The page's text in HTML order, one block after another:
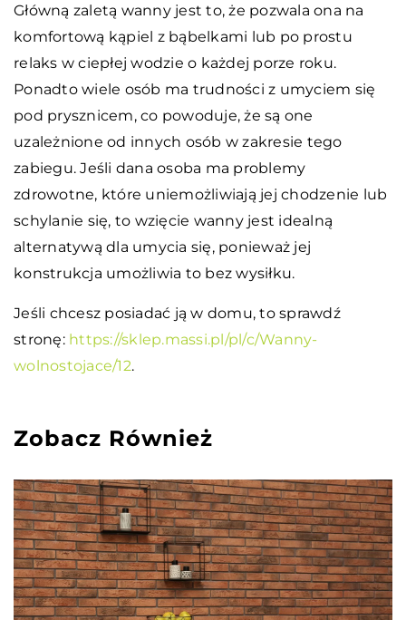
Główną zaletą wanny jest to, że pozwala ona na
komfortową kąpiel z bąbelkami lub po prostu
relaks w ciepłej wodzie o każdej porze roku.
Ponadto wiele osób ma trudności z umyciem się
pod prysznicem, co powoduje, że są one
uzależnione od innych osób w zakresie tego
zabiegu. Jeśli dana osoba ma problemy
zdrowotne, które uniemożliwiają jej chodzenie lub
schylanie się, to wzięcie wanny jest idealną
alternatywą dla umycia się, ponieważ jej
konstrukcja umożliwia to bez wysiłku.
Jeśli chcesz posiadać ją w domu, to sprawdź
stronę: https://sklep.massi.pl/pl/c/Wanny-
wolnostojace/12.
Zobacz Również